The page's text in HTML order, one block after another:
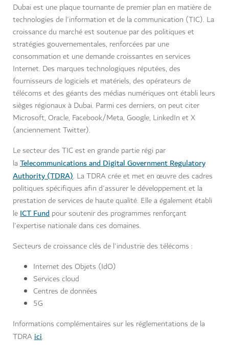
Dubai est une plaque tournante de premier plan en matière de
technologies de l'information et de la communication (TIC). La
croissance du marché est soutenue par des politiques et
stratégies gouvernementales, renforcées par une
consommation et une demande croissantes en services
Internet. Des marques technologiques réputées, des
fournisseurs de logiciels et matériels, des opérateurs de
télécoms et des géants des médias numériques ont établi leurs
sièges régionaux à Dubai. Parmi ces derniers, on peut citer
Microsoft, Oracle, Facebook/Meta, Google, LinkedIn et X
(anciennement Twitter).
Le secteur des TIC est en grande partie régi par
la Telecommunications and Digital Government Regulatory
Authority (TDRA). La TDRA crée et met en œuvre des cadres
politiques spécifiques afin d'assurer le développement et la
prestation de services de haute qualité. Elle a également établi
leICT Fund pour soutenir des programmes renforçant
l'expertise nationale dans ces domaines.
Secteurs de croissance clés de l'industrie des télécoms :
Internet des Objets (IdO)
Services cloud
Centres de données
5G
Informations complémentaires sur les réglementations de la
TDRAici.